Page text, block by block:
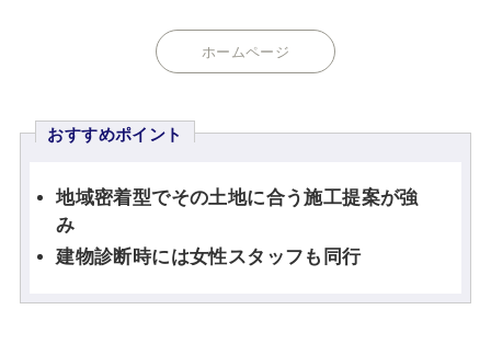
ホームページ
おすすめポイント
地域密着型でその土地に合う施工提案が強
み
建物診断時には女性スタッフも同行